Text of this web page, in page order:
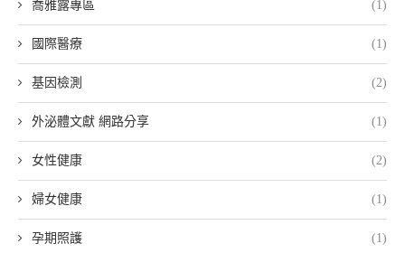
喬雅露專區 (1)
國際醫療 (1)
基因檢測 (2)
外泌體文獻 網路分享 (1)
女性健康 (2)
婦女健康 (1)
孕期照護 (1)